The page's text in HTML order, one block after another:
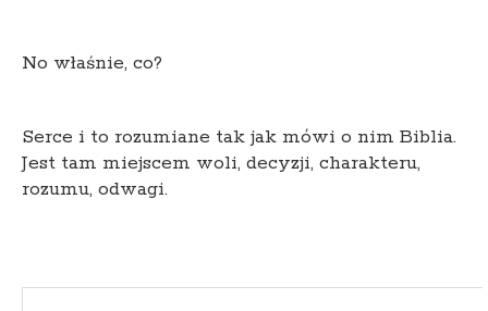
No właśnie, co?
Serce i to rozumiane tak jak mówi o nim Biblia.
Jest tam miejscem woli, decyzji, charakteru,
rozumu, odwagi.